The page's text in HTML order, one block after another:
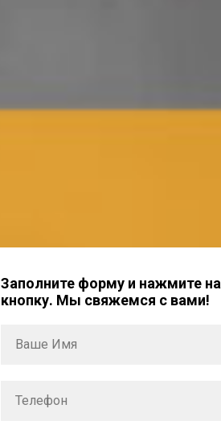
Заполните форму и нажмите на
кнопку. Мы свяжемся с вами!